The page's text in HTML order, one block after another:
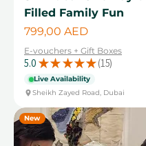
Filled Family Fun
Цена
799,00 AED
E-vouchers + Gift Boxes
5.0 ★ ★ ★ ★ ★ 15
15
Live Availability
Sheikh Zayed Road, Dubai
New